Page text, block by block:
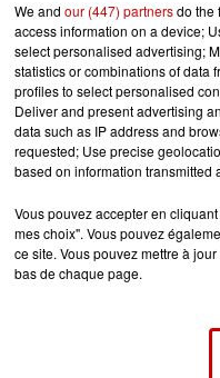
We and our (447) partnersdo the
access information on a device;
select personalised advertising;
statistics or combinations of data
profiles to select personalised
Deliver and present advertising
data such as IP address and
requested; Use precise
based on information transmitted
Vous pouvez accepter en
mes choix". Vous pouvez
ce site. Vous pouvez mettre à
bas de chaque page.